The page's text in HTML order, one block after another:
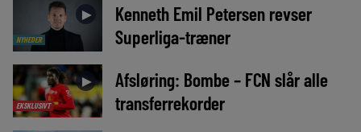
NYHEDER
►
Kenneth Emil Petersen revser
Superliga-træner
EKSKLUSIVT
►
Afsløring: Bombe – FCN slår alle
transferrekorder